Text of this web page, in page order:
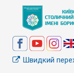
Швидкий